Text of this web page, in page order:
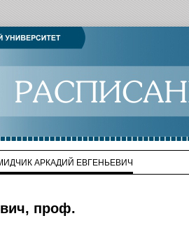
АРКАДИЙ ЕВГЕНЬЕВИЧ
проф.